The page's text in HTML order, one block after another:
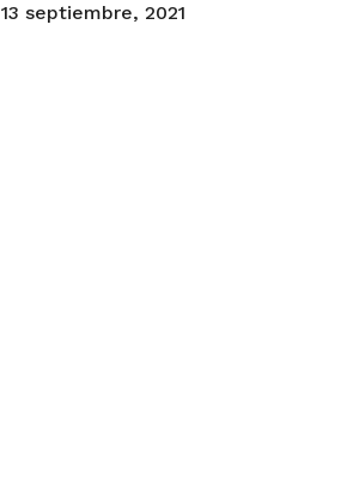
13 septiembre, 2021